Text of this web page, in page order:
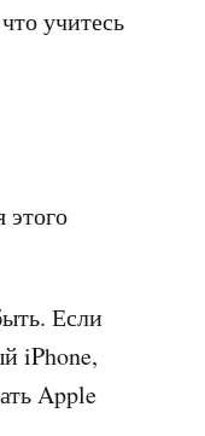
учитесь
этого
Если
iPhone,
Apple